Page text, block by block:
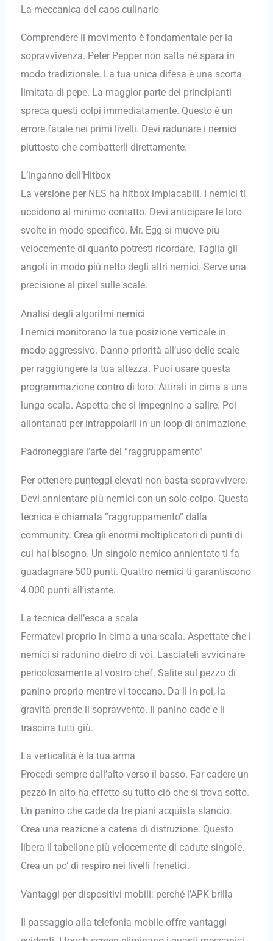
La meccanica del caos culinario
Comprendere il movimento è fondamentale per la
sopravvivenza. Peter Pepper non salta né spara in
modo tradizionale. La tua unica difesa è una scorta
limitata di pepe. La maggior parte dei principianti
spreca questi colpi immediatamente. Questo è un
errore fatale nei primi livelli. Devi radunare i nemici
piuttosto che combatterli direttamente.
L’inganno dell’Hitbox
La versione per NES ha hitbox implacabili. I nemici ti
uccidono al minimo contatto. Devi anticipare le loro
svolte in modo specifico. Mr. Egg si muove più
velocemente di quanto potresti ricordare. Taglia gli
angoli in modo più netto degli altri nemici. Serve una
precisione al pixel sulle scale.
Analisi degli algoritmi nemici
I nemici monitorano la tua posizione verticale in
modo aggressivo. Danno priorità all’uso delle scale
per raggiungere la tua altezza. Puoi usare questa
programmazione contro di loro. Attirali in cima a una
lunga scala. Aspetta che si impegnino a salire. Poi
allontanati per intrappolarli in un loop di animazione.
Padroneggiare l’arte del “raggruppamento”
Per ottenere punteggi elevati non basta sopravvivere.
Devi annientare più nemici con un solo colpo. Questa
tecnica è chiamata “raggruppamento” dalla
community. Crea gli enormi moltiplicatori di punti di
cui hai bisogno. Un singolo nemico annientato ti fa
guadagnare 500 punti. Quattro nemici ti garantiscono
4.000 punti all’istante.
La tecnica dell’esca a scala
Fermatevi proprio in cima a una scala. Aspettate che i
nemici si radunino dietro di voi. Lasciateli avvicinare
pericolosamente al vostro chef. Salite sul pezzo di
panino proprio mentre vi toccano. Da lì in poi, la
gravità prende il sopravvento. Il panino cade e li
trascina tutti giù.
La verticalità è la tua arma
Procedi sempre dall’alto verso il basso. Far cadere un
pezzo in alto ha effetto su tutto ciò che si trova sotto.
Un panino che cade da tre piani acquista slancio.
Crea una reazione a catena di distruzione. Questo
libera il tabellone più velocemente di cadute singole.
Crea un po’ di respiro nei livelli frenetici.
Vantaggi per dispositivi mobili: perché l’APK brilla
Il passaggio alla telefonia mobile offre vantaggi